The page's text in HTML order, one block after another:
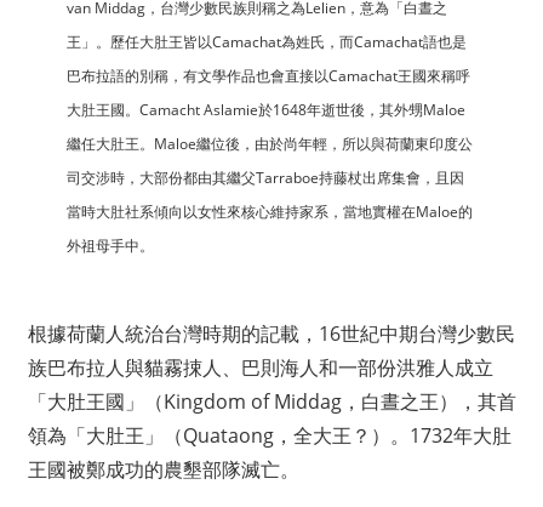
van Middag，台灣少數民族則稱之為Lelien，意為「白晝之
王」。歷任大肚王皆以Camachat為姓氏，而Camachat語也是
巴布拉語的別稱，有文學作品也會直接以Camachat王國來稱呼
大肚王國。Camacht Aslamie於1648年逝世後，其外甥Maloe
繼任大肚王。Maloe繼位後，由於尚年輕，所以與荷蘭東印度公
司交涉時，大部份都由其繼父Tarraboe持藤杖出席集會，且因
當時大肚社系傾向以女性來核心維持家系，當地實權在Maloe的
外祖母手中。
根據荷蘭人統治台灣時期的記載，16世紀中期台灣少數民
族巴布拉人與貓霧捒人、巴則海人和一部份洪雅人成立
「大肚王國」（Kingdom of Middag，白晝之王），其首
領為「大肚王」（Quataong，全大王？）。1732年大肚
王國被鄭成功的農墾部隊滅亡。